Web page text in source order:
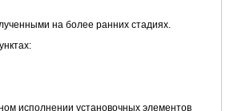
на более ранних стадиях.
исполнении установочных элементов